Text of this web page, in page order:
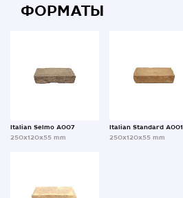
ФОРМАТЫ
Italian Selmo A007
250x120x55 mm
Italian Standard A001
250x120x55 mm